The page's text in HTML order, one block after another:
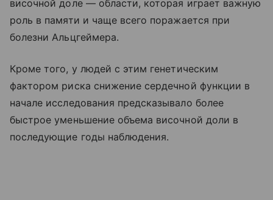
височной доле — области, которая играет важную
роль в памяти и чаще всего поражается при
болезни Альцгеймера.
Кроме того, у людей с этим генетическим
фактором риска снижение сердечной функции в
начале исследования предсказывало более
быстрое уменьшение объема височной доли в
последующие годы наблюдения.